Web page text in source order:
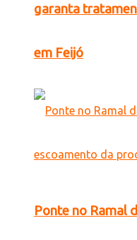
garanta
em Feijó
Ponte no Ramal